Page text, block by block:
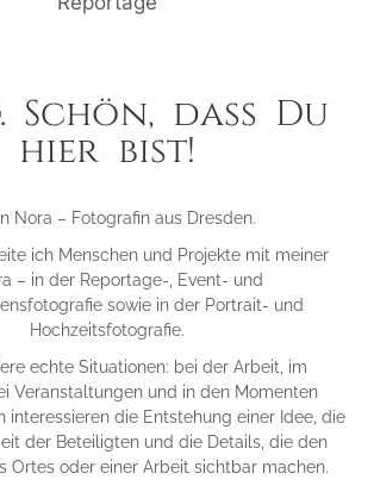
Schön, dass Du
hier bist!
Nora – Fotografin aus Dresden.
ich Menschen und Projekte mit meiner
– in der Reportage-, Event- und
sowie in der Portrait- und
Hochzeitsfotografie.
echte Situationen: bei der Arbeit, im
Veranstaltungen und in den Momenten
interessieren die Entstehung einer Idee, die
der Beteiligten und die Details, die den
Ortes oder einer Arbeit sichtbar machen.